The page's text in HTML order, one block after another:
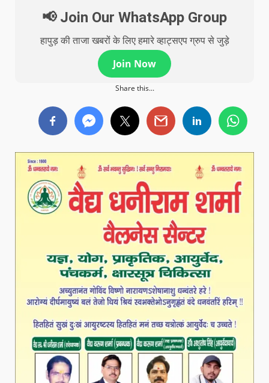
📢 Join Our WhatsApp Group
हापुड़ की ताजा खबरों के लिए हमारे व्हाट्सएप ग्रुप से जुड़े
Join Now
Share this...